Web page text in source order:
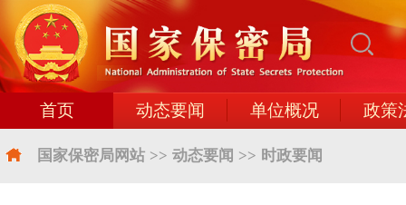
首页 动态要闻 单位概况 政策
国家保密局网站 >> 动态要闻 >> 时政要闻